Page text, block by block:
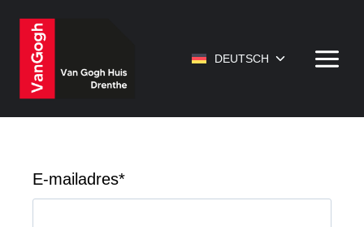
Inhalt
springen
DEUTSCH Untermenü
E-mailadres*